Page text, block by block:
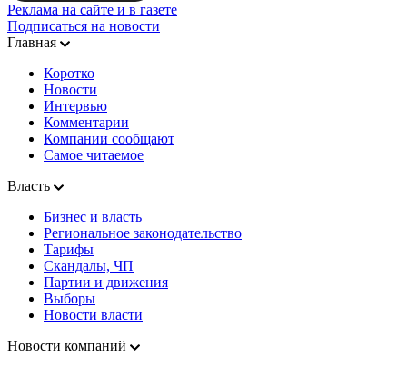
Реклама на сайте и в газете
Подписаться на новости
Главная
Коротко
Новости
Интервью
Комментарии
Компании сообщают
Самое читаемое
Власть
Бизнес и власть
Региональное законодательство
Тарифы
Скандалы, ЧП
Партии и движения
Выборы
Новости власти
Новости компаний